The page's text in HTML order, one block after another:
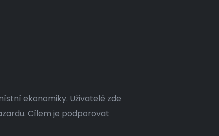
ekonomiky. Uživatelé zde
Cílem je podporovat